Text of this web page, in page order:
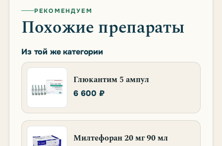
РЕКОМЕНДУЕМ
Похожие препараты
Из той же категории
Глюкантим 5 ампул
6 600 ₽
Милтефоран 20 мг 90 мл